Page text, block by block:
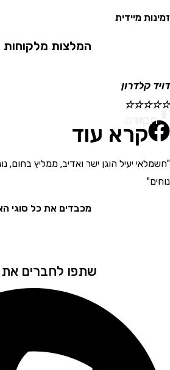
מיידית
המלצות מלקוחות
קלדרון
☆
☆
☆
☆
קרא עוד
יעיל הוגן ישר ואדיב, ממליץ בחום,
הקודם
הבא
מכבדים את כל סוגי
שתפו לחברים